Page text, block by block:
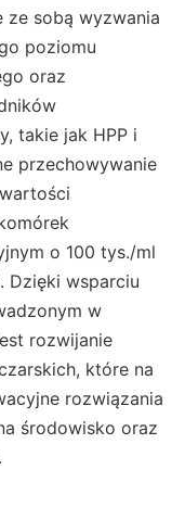
ze sobą wyzwania
poziomu
oraz
takie jak HPP i
przechowywanie
o 100 tys./ml
Dzięki wsparciu
w
rozwijanie
które na
rozwiązania
środowisko oraz